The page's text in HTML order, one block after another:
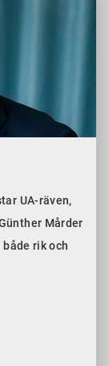
UA-räven,
Mårder
rik och